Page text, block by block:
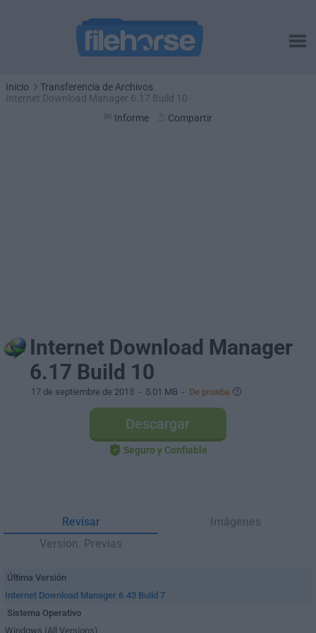
Inicio
Transferencia de Archivos
Internet Download Manager 6.17 Build 10
Informe
Compartir
Internet Download Manager
6.17 Build 10
17 de septiembre de 2013 - 5.01 MB - De prueba
Descargar
Seguro y Confiable
Revisar
Imágenes
Version. Previas
Última Versión
Internet Download Manager 6.43 Build 7
Sistema Operativo
Windows (All Versions)